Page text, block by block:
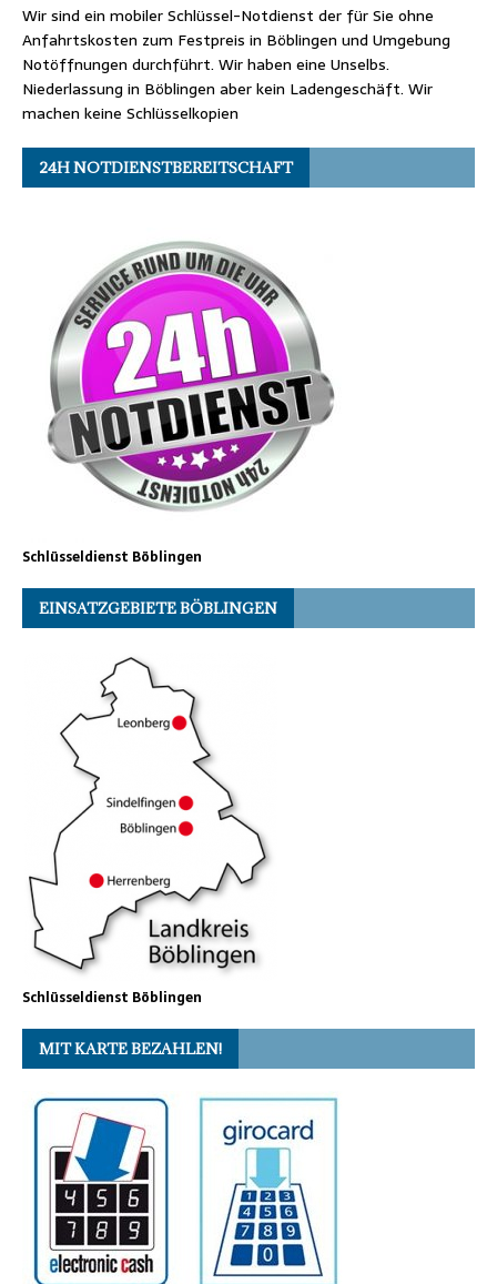
Wir sind ein mobiler Schlüssel-Notdienst der für Sie ohne
Anfahrtskosten zum Festpreis in Böblingen und Umgebung
Notöffnungen durchführt. Wir haben eine Unselbs.
Niederlassung in Böblingen aber kein Ladengeschäft. Wir
machen keine Schlüsselkopien
24H NOTDIENSTBEREITSCHAFT
Schlüsseldienst Böblingen
EINSATZGEBIETE BÖBLINGEN
Schlüsseldienst Böblingen
MIT KARTE BEZAHLEN!